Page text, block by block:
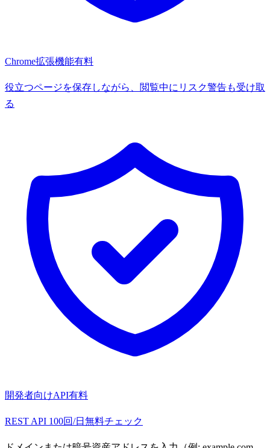
Chrome拡張機能有料
役立つページを保存しながら、閲覧中にリスク警告も受け取
る
開発者向けAPI有料
REST API 100回/日無料チェック